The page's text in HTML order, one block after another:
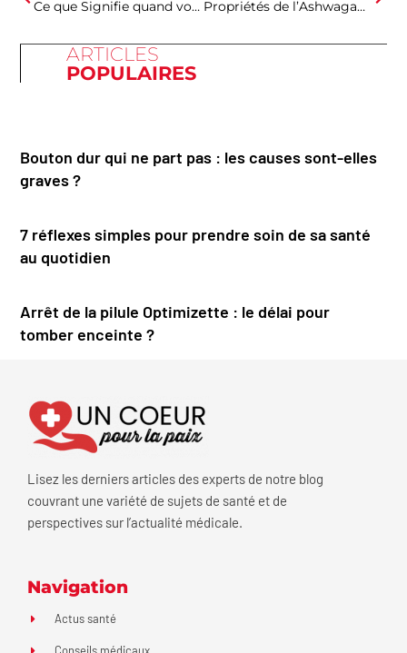
Ce que Signifie quand vos Seins Pointent : Un Guide Complet de Santé Féminine Propriétés de l’Ashwagandha
ARTICLES
POPULAIRES
Bouton dur qui ne part pas : les causes sont-elles
graves ?
7 réflexes simples pour prendre soin de sa santé
au quotidien
Arrêt de la pilule Optimizette : le délai pour
tomber enceinte ?
Lisez les derniers articles des experts de notre blog
couvrant une variété de sujets de santé et de
perspectives sur l’actualité médicale.
Navigation
Actus santé